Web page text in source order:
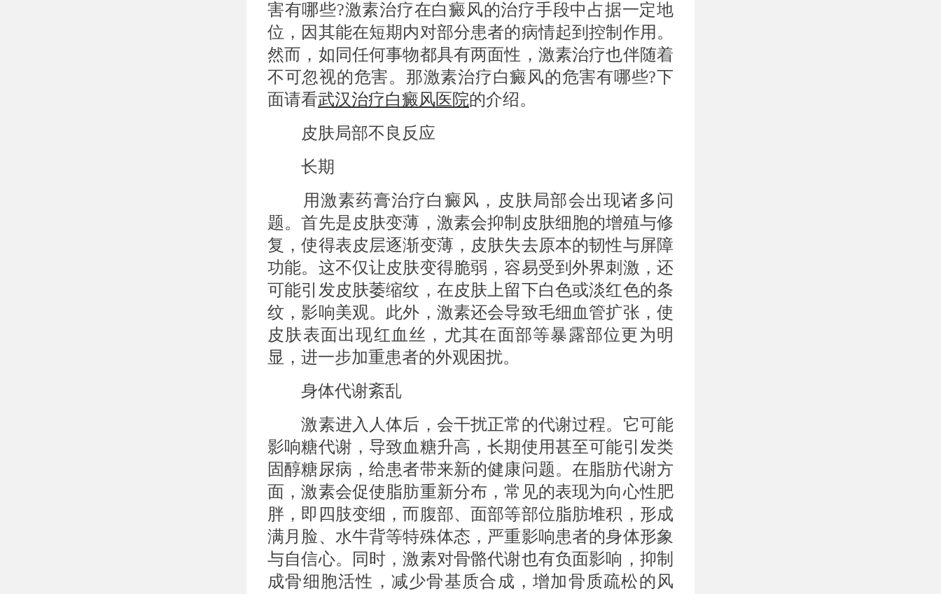
害有哪些?激素治疗在白癜风的治疗手段中占据一定地
位，因其能在短期内对部分患者的病情起到控制作用。
然而，如同任何事物都具有两面性，激素治疗也伴随着
不可忽视的危害。那激素治疗白癜风的危害有哪些?下
面请看武汉治疗白癜风医院的介绍。
皮肤局部不良反应
长期
用激素药膏治疗白癜风，皮肤局部会出现诸多问
题。首先是皮肤变薄，激素会抑制皮肤细胞的增殖与修
复，使得表皮层逐渐变薄，皮肤失去原本的韧性与屏障
功能。这不仅让皮肤变得脆弱，容易受到外界刺激，还
可能引发皮肤萎缩纹，在皮肤上留下白色或淡红色的条
纹，影响美观。此外，激素还会导致毛细血管扩张，使
皮肤表面出现红血丝，尤其在面部等暴露部位更为明
显，进一步加重患者的外观困扰。
身体代谢紊乱
激素进入人体后，会干扰正常的代谢过程。它可能
影响糖代谢，导致血糖升高，长期使用甚至可能引发类
固醇糖尿病，给患者带来新的健康问题。在脂肪代谢方
面，激素会促使脂肪重新分布，常见的表现为向心性肥
胖，即四肢变细，而腹部、面部等部位脂肪堆积，形成
满月脸、水牛背等特殊体态，严重影响患者的身体形象
与自信心。同时，激素对骨骼代谢也有负面影响，抑制
成骨细胞活性，减少骨基质合成，增加骨质疏松的风